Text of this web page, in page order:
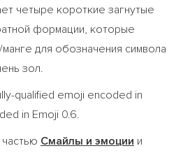
четыре короткие загнутые
формации, которые
для обозначения символа
зол.
qualified emoji encoded in
in Emoji 0.6.
Смайлы и эмоции и